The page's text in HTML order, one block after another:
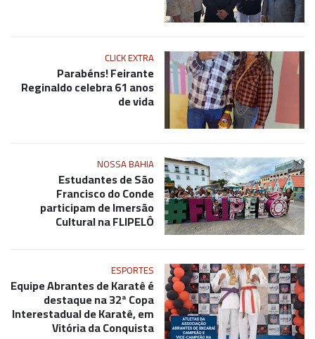
CLICK EXTRA
Parabéns! Feirante
Reginaldo celebra 61 anos
de vida
NOSSA BAHIA
Estudantes de São
Francisco do Conde
participam de Imersão
Cultural na FLIPELÔ
ESPORTES
Equipe Abrantes de Karatê é
destaque na 32ª Copa
Interestadual de Karatê, em
Vitória da Conquista